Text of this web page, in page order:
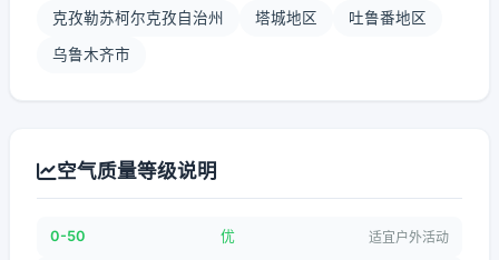
克孜勒苏柯尔克孜自治州 塔城地区 吐鲁番地区
乌鲁木齐市
空气质量等级说明
0-50 优 适宜户外活动